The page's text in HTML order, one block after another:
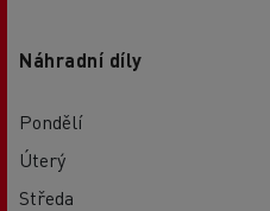
Náhradní díly
Pondělí
Úterý
Středa